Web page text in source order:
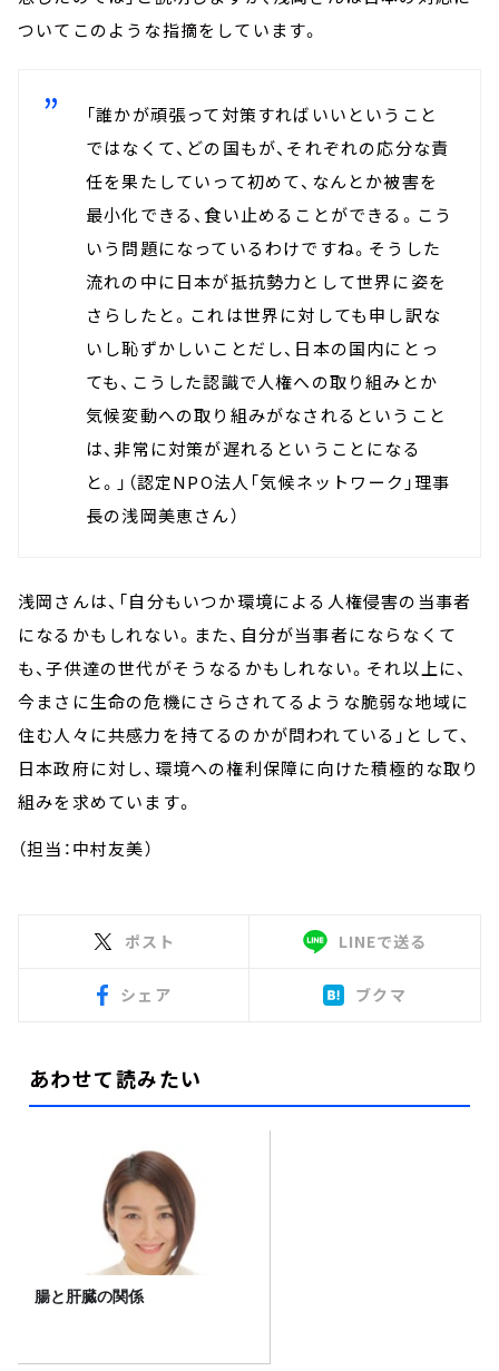
ついてこのような指摘をしています。
「誰かが頑張って対策すればいいということ
ではなくて、どの国もが、それぞれの応分な責
任を果たしていって初めて、なんとか被害を
最小化できる、食い止めることができる。こう
いう問題になっているわけですね。そうした
流れの中に日本が抵抗勢力として世界に姿を
さらしたと。これは世界に対しても申し訳な
いし恥ずかしいことだし、日本の国内にとっ
ても、こうした認識で人権への取り組みとか
気候変動への取り組みがなされるということ
は、非常に対策が遅れるということになる
と。」（認定NPO法人「気候ネットワーク」理事
長の浅岡美恵さん）
浅岡さんは、「自分もいつか環境による人権侵害の当事者
になるかもしれない。また、自分が当事者にならなくて
も、子供達の世代がそうなるかもしれない。それ以上に、
今まさに生命の危機にさらされてるような脆弱な地域に
住む人々に共感力を持てるのかが問われている」として、
日本政府に対し、環境への権利保障に向けた積極的な取り
組みを求めています。
（担当：中村友美）
ポスト LINEで送る
シェア ブクマ
あわせて読みたい
腸と肝臓の関係